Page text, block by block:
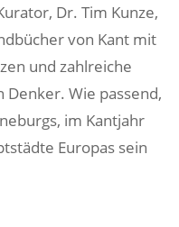
Dr. Tim Kunze,
von Kant mit
und zahlreiche
Wie passend,
im Kantjahr
Europas sein